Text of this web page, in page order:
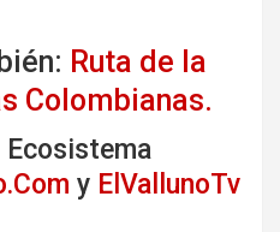
Ruta de la
Colombianas.
Ecosistema
y ElVallunoTv